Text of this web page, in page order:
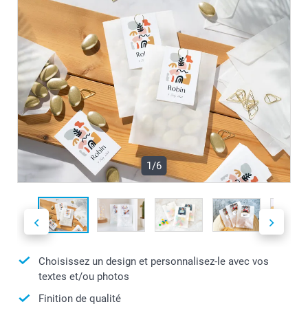
1/6
Choisissez un design et personnalisez-le avec vos
textes et/ou photos
Finition de qualité